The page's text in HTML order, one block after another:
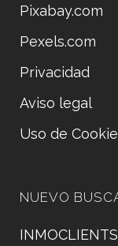
Pixabay.com
Pexels.com
Privacidad
Aviso legal
Uso de
NUEVO